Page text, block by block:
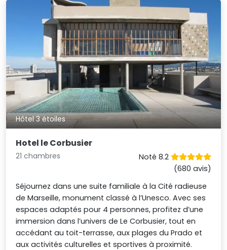
Hôtel 3 étoiles
Hotel le Corbusier
21 chambres
Noté 8.2
(680 avis)
Séjournez dans une suite familiale à la Cité radieuse
de Marseille, monument classé à l’Unesco. Avec ses
espaces adaptés pour 4 personnes, profitez d’une
immersion dans l’univers de Le Corbusier, tout en
accédant au toit-terrasse, aux plages du Prado et
aux activités culturelles et sportives à proximité.